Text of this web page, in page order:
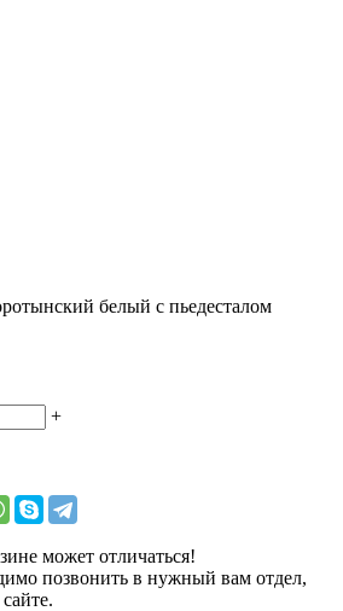
белый с пьедесталом
+
может отличаться!
позвонить в нужный вам отдел,